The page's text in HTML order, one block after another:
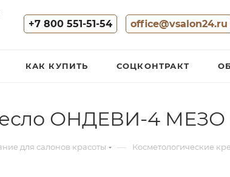
+7 800 551-51-54 office@vsalon24.ru
КАК КУПИТЬ СОЦКОНТРАКТ
ОНДЕВИ-4 МЕЗО
для салонов красоты — Косметологические